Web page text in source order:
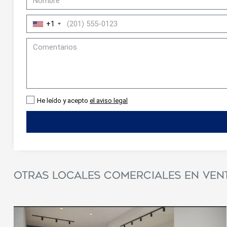
+1
He leído y acepto el aviso legal
Otras locales comerciales en
Este